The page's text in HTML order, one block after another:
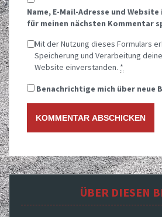
Name, E-Mail-Adresse und
für meinen nächsten Kommentar
Mit der Nutzung dieses Formulars
Speicherung und Verarbeitung
Website einverstanden. *
Benachrichtige mich über neue
ÜBER DIESEN